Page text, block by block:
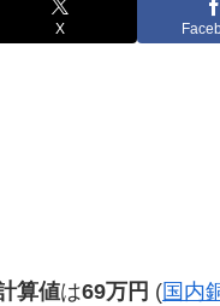
X
算値は69万円 (国内